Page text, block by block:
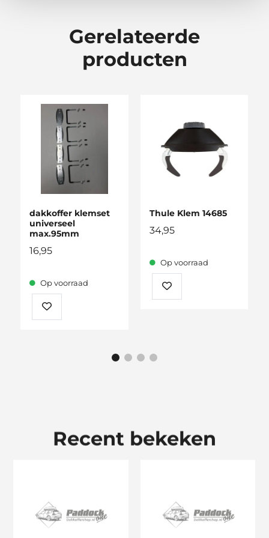
Gerelateerde
producten
dakkoffer klemset
universeel
max.95mm
16,95
Op voorraad
Thule Klem 14685
34,95
Op voorraad
Recent bekeken